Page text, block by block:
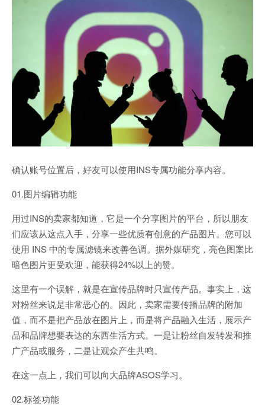
确认账号位置后，好友可以使用INS专属功能分享内容。
01.图片编辑功能
用过INS的卖家都知道，它是一个分享图片的平台，所以朋友
们应该从这点入手，分享一些优质有创意的产品图片。您可以
使用 INS 中的专属滤镜来改善色调。据外媒研究，亮色图案比
暗色图片更受欢迎，能获得24%以上的赞。
这里有一个误解，就是在宣传品牌时只宣传产品。事实上，这
对粉丝来说是非常恶心的。因此，卖家需要传播品牌的附加
值，而不是把产品放在图片上，而是将产品融入生活，展示产
品和品牌想要表达的东西生活方式。一是让粉丝自发转发和推
广产品或服务，二是让观众产生共鸣。
在这一点上，我们可以向大品牌ASOS学习。
02.标签功能